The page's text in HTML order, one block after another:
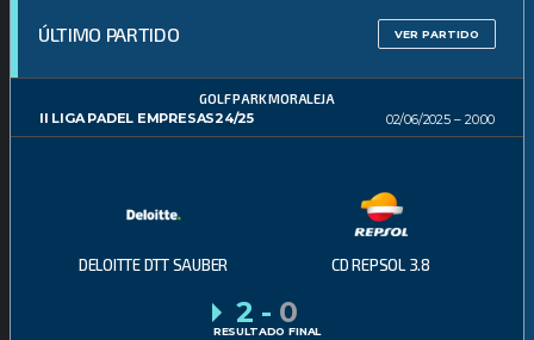
ÚLTIMO PARTIDO VER PARTIDO
II LIGA PADEL EMPRESAS24/25
GOLF PARK MORALEJA
02/06/2025 20:00
DELOITTE DTT SAUBER CD REPSOL 3.8
2 - 0
RESULTADO FINAL